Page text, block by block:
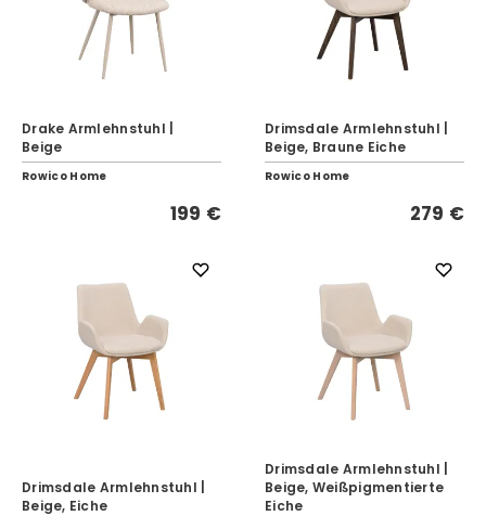
Drake Armlehnstuhl |
Beige
Rowico Home
199 €
Drimsdale Armlehnstuhl |
Beige, Braune Eiche
Rowico Home
279 €
Drimsdale Armlehnstuhl |
Beige, Eiche
Drimsdale Armlehnstuhl |
Beige, Weißpigmentierte
Eiche